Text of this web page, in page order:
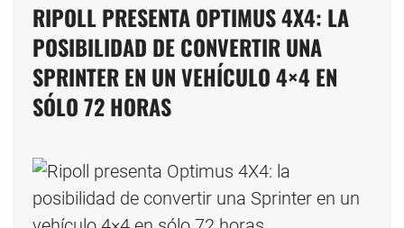
RIPOLL PRESENTA OPTIMUS 4X4: LA
POSIBILIDAD DE CONVERTIR UNA
SPRINTER EN UN VEHÍCULO 4×4 EN
SÓLO 72 HORAS